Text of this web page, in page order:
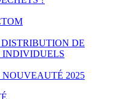
DE
INDIVIDUELS
2025